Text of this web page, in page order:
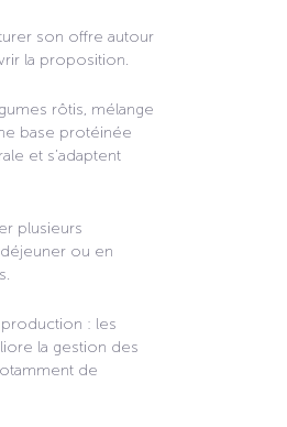
son offre autour
la proposition.
rôtis, mélange
base protéinée
et s’adaptent
plusieurs
ou en
: les
la gestion des
de